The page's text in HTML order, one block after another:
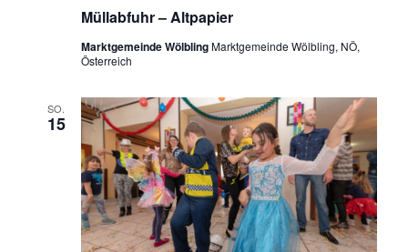
Müllabfuhr – Altpapier
Marktgemeinde WölblingMarktgemeinde Wölbling, NÖ,
Österreich
SO.
15